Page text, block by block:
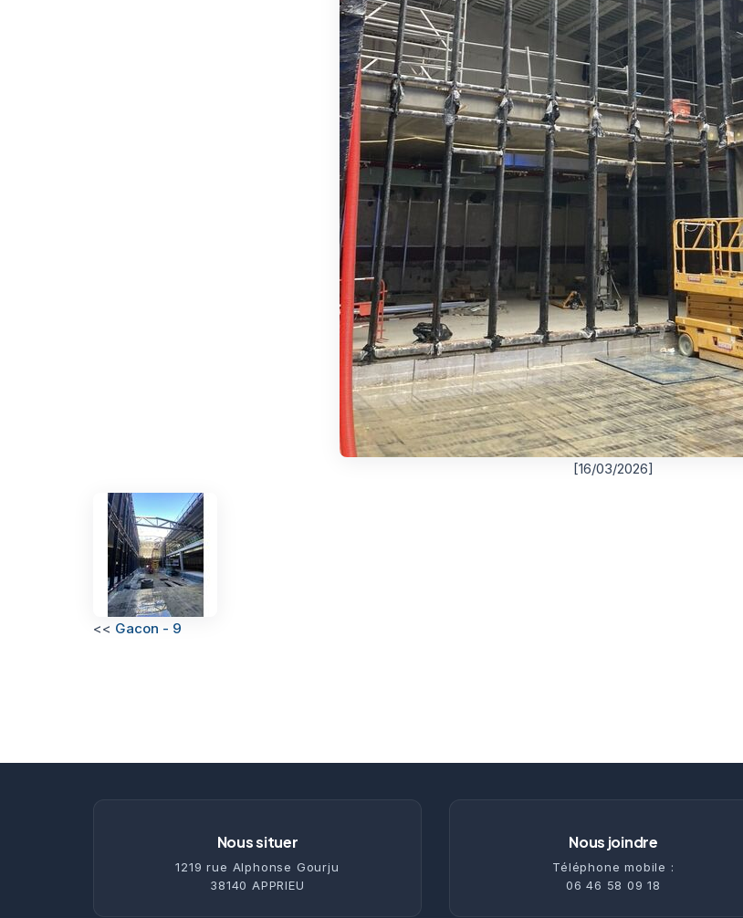
[16/03/2026]
<< Gacon - 9
Nous situer
1219 rue Alphonse Gourju
38140 APPRIEU
Nous joindre
Téléphone mobile :
06 46 58 09 18